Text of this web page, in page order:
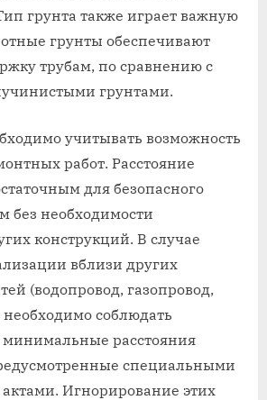
грунта также играет важную
грунты обеспечивают
трубам, по сравнению с
грунтами.
учитывать возможность
работ. Расстояние
для безопасного
без необходимости
конструкций. В случае
вблизи других
(водопровод, газопровод,
необходимо соблюдать
расстояния
специальными
Игнорирование этих